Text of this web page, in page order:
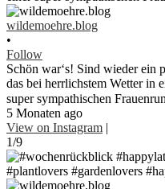
wildemoehre.blog
•
Follow
Schön war‘s! Sind wieder ein
das bei herrlichstem Wetter in
super sympathischen
5 Monaten ago
View on Instagram |
1/9